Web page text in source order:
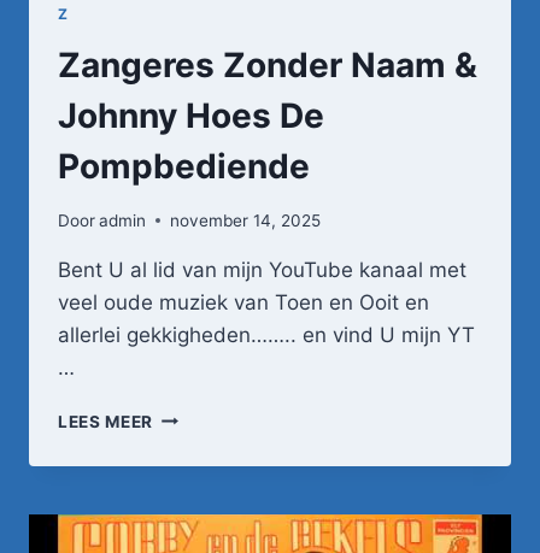
Z
Zangeres Zonder Naam &
Johnny Hoes De
Pompbediende
Dooradmin november 14, 2025
Bent U al lid van mijn YouTube kanaal met
veel oude muziek van Toen en Ooit en
allerlei gekkigheden…….. en vind U mijn YT
…
LEES MEER ZANGERES
NAAM
JOHNNY
HOES